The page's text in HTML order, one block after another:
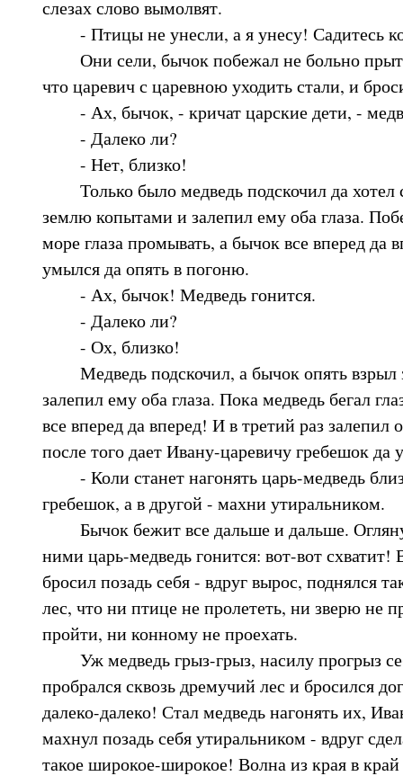
слезах слово вымолвят.
- Птицы не унесли, а я унесу! Садитесь
Они сели, бычок побежал не больно
что царевич с царевною уходить стали, и
- Ах, бычок, - кричат царские дети, -
- Далеко ли?
- Нет, близко!
Только было медведь подскочил да хотел
землю копытами и залепил ему оба глаза.
море глаза промывать, а бычок все вперед да
умылся да опять в погоню.
- Ах, бычок! Медведь гонится.
- Далеко ли?
- Ох, близко!
Медведь подскочил, а бычок опять взрыл
залепил ему оба глаза. Пока медведь бегал
все вперед да вперед! И в третий раз залепил
после того дает Ивану-царевичу гребешок да
- Коли станет нагонять царь-медведь
гребешок, а в другой - махни утиральником.
Бычок бежит все дальше и дальше.
ними царь-медведь гонится: вот-вот схватит!
бросил позадь себя - вдруг вырос, поднялся
лес, что ни птице не пролететь, ни зверю не
пройти, ни конному не проехать.
Уж медведь грыз-грыз, насилу прогрыз
пробрался сквозь дремучий лес и бросился
далеко-далеко! Стал медведь нагонять их,
махнул позадь себя утиральником - вдруг
такое широкое-широкое! Волна из края в